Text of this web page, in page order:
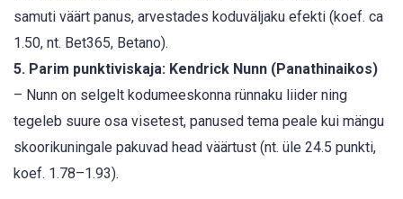
samuti väärt panus, arvestades koduväljaku efekti (koef. ca
1.50, nt. Bet365, Betano).
5. Parim punktiviskaja: Kendrick Nunn (Panathinaikos)
– Nunn on selgelt kodumeeskonna rünnaku liider ning
tegeleb suure osa visetest, panused tema peale kui mängu
skoorikuningale pakuvad head väärtust (nt. üle 24.5 punkti,
koef. 1.78–1.93).